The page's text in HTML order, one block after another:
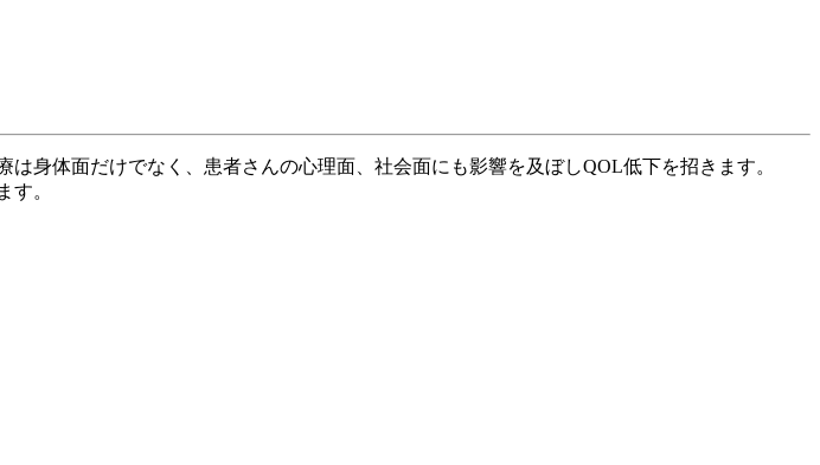
身体面だけでなく、患者さんの心理面、社会面にも影響を及ぼしQOL低下を招きます。
す。